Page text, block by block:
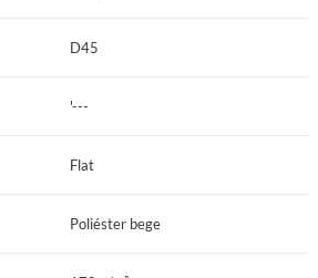
D45
'---
Flat
Poliéster bege